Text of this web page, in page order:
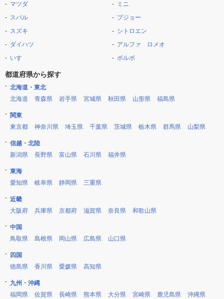
マツダ
スバル
スズキ
ダイハツ
いすゞ
ミニ
プジョー
シトロエン
アルファ ロメオ
ボルボ
都道府県から探す
北海道・東北
北海道
青森県 岩手県 宮城県 秋田県 山形県 福島県
関東
東京都
神奈川県 埼玉県 千葉県 茨城県 栃木県 群馬県 山梨県
信越・北陸
新潟県
長野県 富山県 石川県 福井県
東海
愛知県
岐阜県 静岡県 三重県
近畿
大阪府
兵庫県 京都府 滋賀県 奈良県 和歌山県
中国
鳥取県
島根県 岡山県 広島県 山口県
四国
徳島県
香川県 愛媛県 高知県
九州・沖縄
福岡県
佐賀県 長崎県 熊本県 大分県 宮崎県 鹿児島県 沖縄県